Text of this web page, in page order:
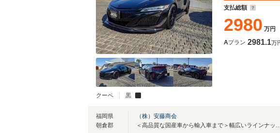
クーペ 黒
支払総額
2980 万円
Aプラン 2981.1万
福岡県
朝倉郡
（株）安藤商会
＜高品質な国産車から輸入車まで＞幅広